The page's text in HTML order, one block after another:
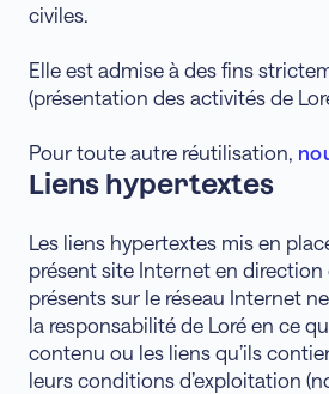
civiles.
Elle est admise à des fins
(présentation des activités de
Pour toute autre réutilisation,
Liens hypertextes
Les liens hypertextes mis en
présent site Internet en direction
présents sur le réseau Internet
la responsabilité de Loré en ce
contenu ou les liens qu’ils
leurs conditions d’exploitation